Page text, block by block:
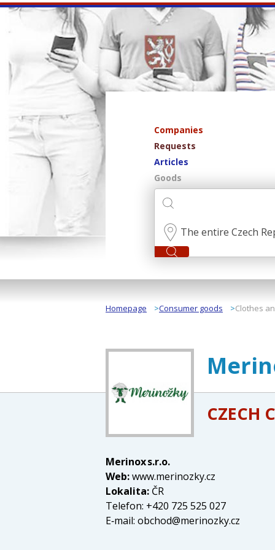
Companies
Requests
Articles
Goods
The entire Czech
Homepage Consumer goods Clothes
CZECH
Merinox s.r.o.
Web:www.merinozky.cz
Lokalita: ČR
Telefon: +420 725 525 027
E‑mail: obchod@merinozky.cz
Merinox s.r.o. provozuje